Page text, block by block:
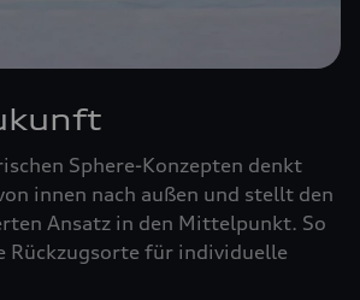
Sphere-Konzepten denkt
innen nach außen und stellt den
Ansatz in den Mittelpunkt. So
Rückzugsorte für individuelle